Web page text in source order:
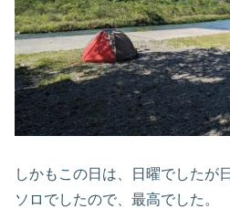
しかもこの日は、日曜でしたが
ソロでしたので、最高でした。